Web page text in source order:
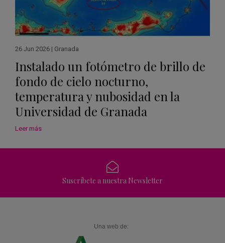
26 Jun 2026 | Granada
Instalado un fotómetro de brillo de
fondo de cielo nocturno,
temperatura y nubosidad en la
Universidad de Granada
Leer más
Suscríbete a nuestra Newsletter
Una web de: